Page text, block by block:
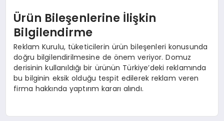
Ürün Bileşenlerine İlişkin
Bilgilendirme
Reklam Kurulu, tüketicilerin ürün bileşenleri konusunda
doğru bilgilendirilmesine de önem veriyor. Domuz
derisinin kullanıldığı bir ürünün Türkiye’deki reklamında
bu bilginin eksik olduğu tespit edilerek reklam veren
firma hakkında yaptırım kararı alındı.